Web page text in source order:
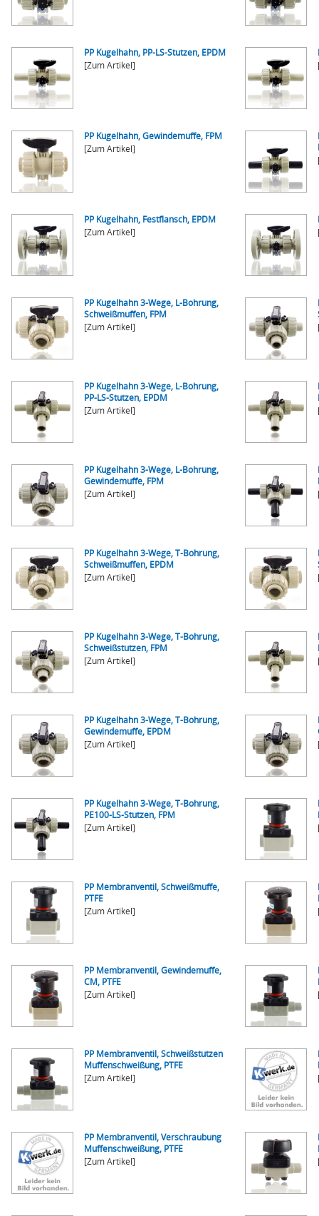
PP Kugelhahn, PP-LS-Stutzen, EPDM
[Zum Artikel]
PP Kugelhahn, Gewindemuffe, FPM
[Zum Artikel]
PP Kugelhahn, Festflansch, EPDM
[Zum Artikel]
PP Kugelhahn 3-Wege, L-Bohrung,
Schweißmuffen, FPM
[Zum Artikel]
PP Kugelhahn 3-Wege, L-Bohrung,
PP-LS-Stutzen, EPDM
[Zum Artikel]
PP Kugelhahn 3-Wege, L-Bohrung,
Gewindemuffe, FPM
[Zum Artikel]
PP Kugelhahn 3-Wege, T-Bohrung,
Schweißmuffen, EPDM
[Zum Artikel]
PP Kugelhahn 3-Wege, T-Bohrung,
Schweißstutzen, FPM
[Zum Artikel]
PP Kugelhahn 3-Wege, T-Bohrung,
Gewindemuffe, EPDM
[Zum Artikel]
PP Kugelhahn 3-Wege, T-Bohrung,
PE100-LS-Stutzen, FPM
[Zum Artikel]
PP Membranventil, Schweißmuffe,
PTFE
[Zum Artikel]
PP Membranventil, Gewindemuffe,
CM, PTFE
[Zum Artikel]
PP Membranventil, Schweißstutzen
Muffenschweißung, PTFE
[Zum Artikel]
PP Membranventil, Verschraubung
Muffenschweißung, PTFE
[Zum Artikel]